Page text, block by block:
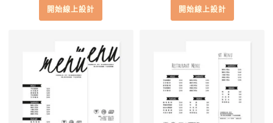
開始線上設計 開始線上設計